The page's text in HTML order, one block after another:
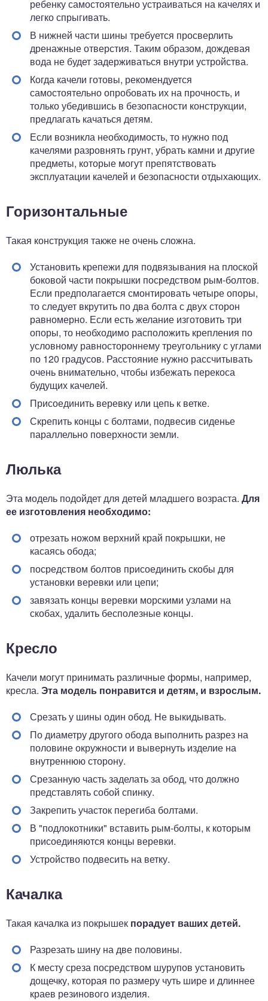
ребенку самостоятельно устраиваться на качелях и
легко спрыгивать.
В нижней части шины требуется просверлить
дренажные отверстия. Таким образом, дождевая
вода не будет задерживаться внутри устройства.
Когда качели готовы, рекомендуется
самостоятельно опробовать их на прочность, и
только убедившись в безопасности конструкции,
предлагать качаться детям.
Если возникла необходимость, то нужно под
качелями разровнять грунт, убрать камни и другие
предметы, которые могут препятствовать
эксплуатации качелей и безопасности отдыхающих.
Горизонтальные
Такая конструкция также не очень сложна.
Установить крепежи для подвязывания на плоской
боковой части покрышки посредством рым-болтов.
Если предполагается смонтировать четыре опоры,
то следует вкрутить по два болта с двух сторон
равномерно. Если есть желание изготовить три
опоры, то необходимо расположить крепления по
условному равностороннему треугольнику с углами
по 120 градусов. Расстояние нужно рассчитывать
очень внимательно, чтобы избежать перекоса
будущих качелей.
Присоединить веревку или цепь к ветке.
Скрепить концы с болтами, подвесив сиденье
параллельно поверхности земли.
Люлька
Эта модель подойдет для детей младшего возраста. Для
ее изготовления необходимо:
отрезать ножом верхний край покрышки, не
касаясь обода;
посредством болтов присоединить скобы для
установки веревки или цепи;
завязать концы веревки морскими узлами на
скобах, удалить бесполезные концы.
Кресло
Качели могут принимать различные формы, например,
кресла. Эта модель понравится и детям, и взрослым.
Срезать у шины один обод. Не выкидывать.
По диаметру другого обода выполнить разрез на
половине окружности и вывернуть изделие на
внутреннюю сторону.
Срезанную часть заделать за обод, что должно
представлять собой спинку.
Закрепить участок перегиба болтами.
В "подлокотники" вставить рым-болты, к которым
присоединяются концы веревки.
Устройство подвесить на ветку.
Качалка
Такая качалка из покрышек порадует ваших детей.
Разрезать шину на две половины.
К месту среза посредством шурупов установить
дощечку, которая по размеру чуть шире и длиннее
краев резинового изделия.